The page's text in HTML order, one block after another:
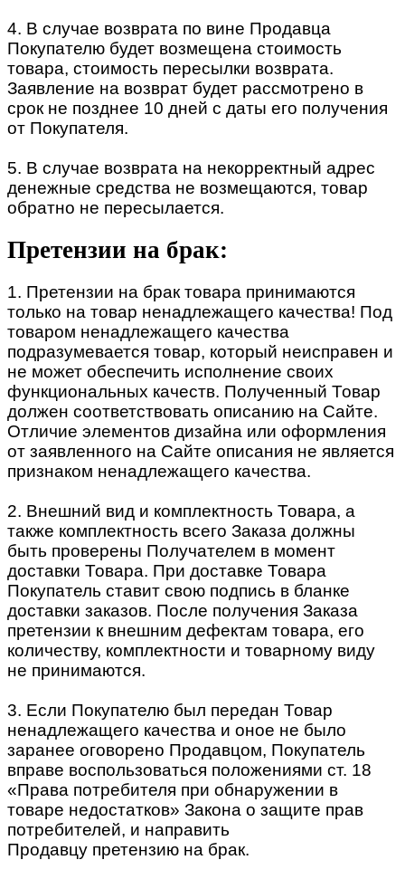
4. В случае возврата по вине Продавца
Покупателю будет возмещена стоимость
товара, стоимость пересылки возврата.
Заявление на возврат будет рассмотрено в
срок не позднее 10 дней с даты его получения
от Покупателя.
5. В случае возврата на некорректный адрес
денежные средства не возмещаются, товар
обратно не пересылается.
Претензии на брак:
1. Претензии на брак товара принимаются
только на товар ненадлежащего качества! Под
товаром ненадлежащего качества
подразумевается товар, который неисправен и
не может обеспечить исполнение своих
функциональных качеств. Полученный Товар
должен соответствовать описанию на Сайте.
Отличие элементов дизайна или оформления
от заявленного на Сайте описания не является
признаком ненадлежащего качества.
2. Внешний вид и комплектность Товара, а
также комплектность всего Заказа должны
быть проверены Получателем в момент
доставки Товара. При доставке Товара
Покупатель ставит свою подпись в бланке
доставки заказов. После получения Заказа
претензии к внешним дефектам товара, его
количеству, комплектности и товарному виду
не принимаются.
3. Если Покупателю был передан Товар
ненадлежащего качества и оное не было
заранее оговорено Продавцом, Покупатель
вправе воспользоваться положениями ст. 18
«Права потребителя при обнаружении в
товаре недостатков» Закона о защите прав
потребителей, и направить
Продавцу претензию на брак.